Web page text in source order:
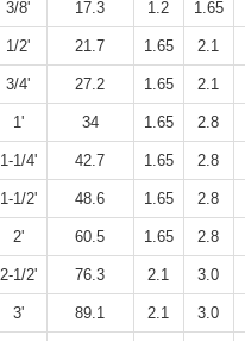
3/8' 17.3 1.2 1.65
1/2' 21.7 1.65 2.1
3/4' 27.2 1.65 2.1
1' 34 1.65 2.8
1-1/4' 42.7 1.65 2.8
1-1/2' 48.6 1.65 2.8
2' 60.5 1.65 2.8
2-1/2' 76.3 2.1 3.0
3' 89.1 2.1 3.0